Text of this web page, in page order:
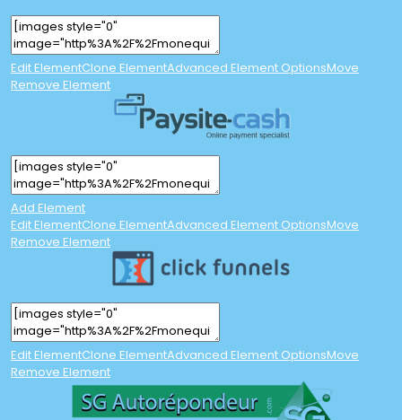
Edit ElementClone ElementAdvanced Element OptionsMove
Remove Element
Add Element
Edit ElementClone ElementAdvanced Element OptionsMove
Remove Element
Edit ElementClone ElementAdvanced Element OptionsMove
Remove Element